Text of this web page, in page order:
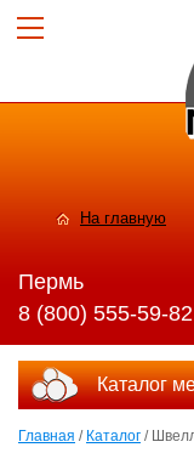
На главную
Пермь
8 (800) 555-59-82
Каталог
Главная / Каталог /